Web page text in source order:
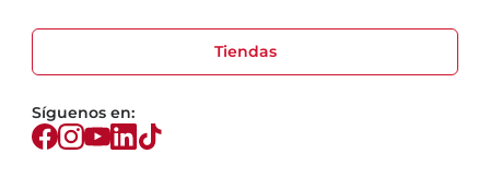
Tiendas
Síguenos en: